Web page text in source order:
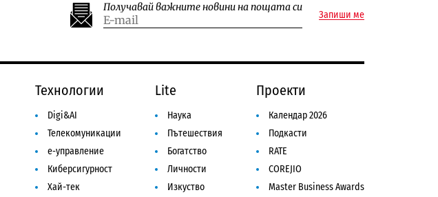
Получавай важните новини на пощата си
Запиши ме
Технологии
Digi&AI
Телекомуникации
е-управление
Киберсигурност
Хай-тек
Lite
Наука
Пътешествия
Богатство
Личности
Изкуство
Проекти
Календар 2026
Подкасти
RATE
COREJIO
Master Business Awards